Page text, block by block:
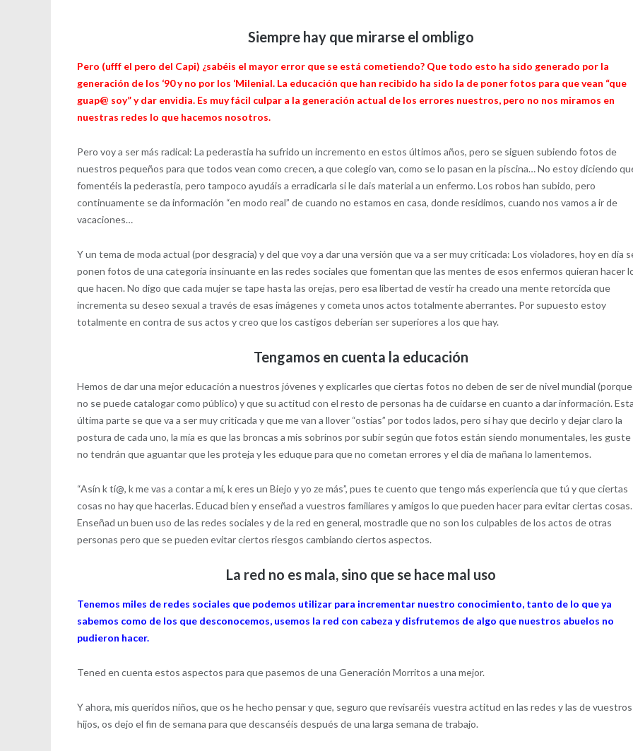
Siempre hay que mirarse el ombligo
Pero (ufff el pero del Capi) ¿sabéis el mayor error que se está cometiendo? Que todo esto ha sido generado por la
generación de los ‘90 y no por los ‘Milenial. La educación que han recibido ha sido la de poner fotos para que vean “que
guap@ soy” y dar envidia. Es muy fácil culpar a la generación actual de los errores nuestros, pero no nos miramos en
nuestras redes lo que hacemos nosotros.
Pero voy a ser más radical: La pederastia ha sufrido un incremento en estos últimos años, pero se siguen subiendo fotos de
nuestros pequeños para que todos vean como crecen, a que colegio van, como se lo pasan en la piscina… No estoy diciendo
fomentéis la pederastia, pero tampoco ayudáis a erradicarla si le dais material a un enfermo. Los robos han subido, pero
continuamente se da información “en modo real” de cuando no estamos en casa, donde residimos, cuando nos vamos a ir de
vacaciones…
Y un tema de moda actual (por desgracia) y del que voy a dar una versión que va a ser muy criticada: Los violadores, hoy en día
ponen fotos de una categoría insinuante en las redes sociales que fomentan que las mentes de esos enfermos quieran hacer
que hacen. No digo que cada mujer se tape hasta las orejas, pero esa libertad de vestir ha creado una mente retorcida que
incrementa su deseo sexual a través de esas imágenes y cometa unos actos totalmente aberrantes. Por supuesto estoy
totalmente en contra de sus actos y creo que los castigos deberían ser superiores a los que hay.
Tengamos en cuenta la educación
Hemos de dar una mejor educación a nuestros jóvenes y explicarles que ciertas fotos no deben de ser de nivel mundial (porque
no se puede catalogar como público) y que su actitud con el resto de personas ha de cuidarse en cuanto a dar información. Esta
última parte se que va a ser muy criticada y que me van a llover “ostias” por todos lados, pero si hay que decirlo y dejar claro la
postura de cada uno, la mía es que las broncas a mis sobrinos por subir según que fotos están siendo monumentales, les guste
no tendrán que aguantar que les proteja y les eduque para que no cometan errores y el día de mañana lo lamentemos.
“Asín k tí@, k me vas a contar a mí, k eres un Biejo y yo ze más”, pues te cuento que tengo más experiencia que tú y que ciertas
cosas no hay que hacerlas. Educad bien y enseñad a vuestros familiares y amigos lo que pueden hacer para evitar ciertas cosas.
Enseñad un buen uso de las redes sociales y de la red en general, mostradle que no son los culpables de los actos de otras
personas pero que se pueden evitar ciertos riesgos cambiando ciertos aspectos.
La red no es mala, sino que se hace mal uso
Tenemos miles de redes sociales que podemos utilizar para incrementar nuestro conocimiento, tanto de lo que ya
sabemos como de los que desconocemos, usemos la red con cabeza y disfrutemos de algo que nuestros abuelos no
pudieron hacer.
Tened en cuenta estos aspectos para que pasemos de una Generación Morritos a una mejor.
Y ahora, mis queridos niños, que os he hecho pensar y que, seguro que revisaréis vuestra actitud en las redes y las de vuestros
hijos, os dejo el fin de semana para que descanséis después de una larga semana de trabajo.